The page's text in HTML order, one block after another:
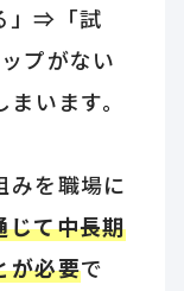
」⇒「試
プがない
います。
みを職場に
じて中長期
が必要で